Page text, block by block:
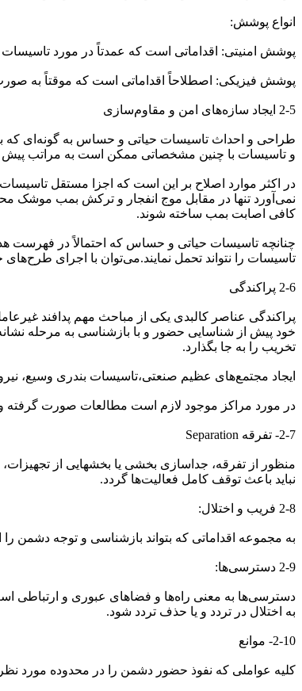
انواع پوشش:
پوشش امنیتی: اقداماتی است که عمدتاً در مورد
پوشش فیزیکی: اصطلاحاً اقداماتی است که موقتاً به
2-5 ایجاد سازه‌های امن و مقاوم‌سازی
طراحی و احداث تاسیسات حیاتی و حساس به گونه‌ای که
و تاسیسات با چنین مشخصاتی ممکن است به مراتب پیش
در اکثر موارد اصلاح بر این است که اجزا مستقل
نمی‌آورد تنها در مقابل موج انفجار و ترکش بمب موشک
کافی اصابت بمب ساخته شوند.
چنانچه تاسیسات حیاتی و حساس که احتمالاً در فهرست
تاسیسات را نتواند تحمل نمایند.می‌توان با اجرای
2-6 پراکندگی
پراکندگی عناصر کالبدی یکی از مباحث مهم پدافند
خود پیش از شناسایی حضور و با بازشناسی به مرحله
تخریب را به جا بگذارد.
ایجاد مجتمع‌های عظیم صنعتی،‌تاسیسات بندری وسیع،
در مورد مراکز موجود لازم است مطالعات صورت گرفته
2-7- تفرقه Separation
منظور از تفرقه، جداسازی بخشی یا بخشهایی از
نباید باعث توقف کامل فعالیت‌ها گردد.
2-8 فریب و اختلال:
به مجموعه اقداماتی که بتواند بازشناسی و توجه
2-9 دسترسی‌ها:
دسترسی‌ها به معنی راه‌ها و فضاهای عبوری و ارتباطی
به اختلال در تردد و یا حذف تردد شود.
2-10- موانع
کلیه عواملی که نفوذ حضور دشمن را در محدوده مورد نظر